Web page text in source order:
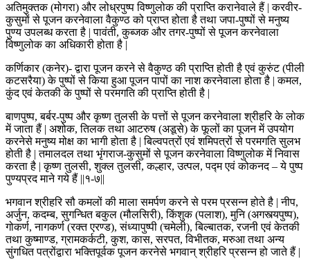
अतिमुक्तक (मोगरा) और लोध्रपुष्प विष्णुलोक की प्राप्ति करानेवाले हैं | करवीर-
कुसुमों से पूजन करनेवाला वैकुण्ठ को प्राप्त होता है तथा जपा-पुष्पों से मनुष्य
पुण्य उपलब्ध करता है | पावंती, कुब्जक और तगर-पुष्पों से पूजन करनेवाला
विष्णुलोक का अधिकारी होता है |
कर्णिकार (कनेर)- द्वारा पूजन करने से वैकुण्ठ की प्राप्ति होती है एवं कुरुंट (पीली
कटसरैया) के पुष्पों से किया हुआ पूजन पापों का नाश करनेवाला होता है | कमल,
कुंद एवं केतकी के पुष्पों से परमगति की प्राप्ति होती है |
बाणपुष्प, बर्बर-पुष्प और कृष्ण तुलसी के पत्तों से पूजन करनेवाला श्रीहरि के लोक
में जाता हैं | अशोक, तिलक तथा आटरुष (अडूसे) के फूलों का पूजन में उपयोग
करनेसे मनुष्य मोक्ष का भागी होता है | बिल्वपत्रों एवं शमिपत्रों से परमगति सुलभ
होती है | तमालदल तथा भृंगराज-कुसुमों से पूजन करनेवाला विष्णुलोक में निवास
करता है | कृष्ण तुलसी, शुक्ल तुलसी, कल्हार, उत्पल, पद्म एवं कोकनद – ये पुष्प
पुण्यप्रद माने गये हैं ||१-७||
भगवान श्रीहरि सौ कमलों की माला समर्पण करने से परम प्रसन्न होते है | नीप,
अर्जुन, कदम्ब, सुगन्धित बकुल (मौलसिरी), किंशुक (पलाश), मुनि (अगस्त्यपुष्प),
गोकर्ण, नागकर्ण (रक्त एरण्ड), संध्यापुष्पी (चमेली), बिल्बातक, रजनी एवं केतकी
तथा कुष्माण्ड, ग्रामकर्कटी, कुश, कास, सरपत, विभीतक, मरुआ तथा अन्य
सुंगधित पत्रोंद्वारा भक्तिपूर्वक पूजन करनेसे भगवान् श्रीहरि प्रसन्न हो जाते हैं |